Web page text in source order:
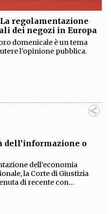
regolamentazione
dei negozi in Europa
domenicale è un tema
l’opinione pubblica.
dell’informazione o
dell’economia
la Corte di Giustizia
di recente con...